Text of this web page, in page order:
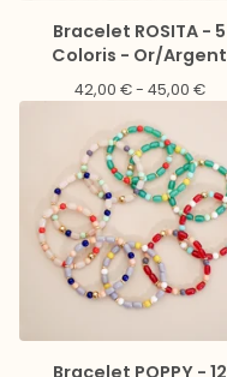
Bracelet ROSITA - 5
Coloris - Or/Argent
42,00 €- 45,00 €
Bracelet POPPY - 12